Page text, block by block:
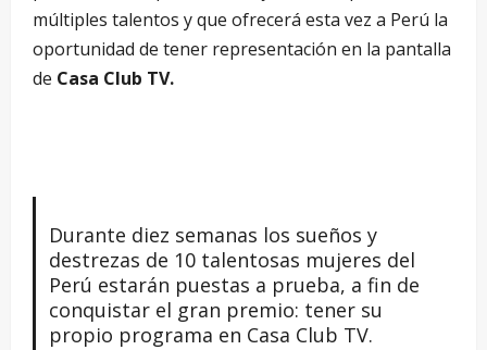
múltiples talentos y que ofrecerá esta vez a Perú la
oportunidad de tener representación en la pantalla
de Casa Club TV.
Durante diez semanas los sueños y
destrezas de 10 talentosas mujeres del
Perú estarán puestas a prueba, a fin de
conquistar el gran premio: tener su
propio programa en Casa Club TV.